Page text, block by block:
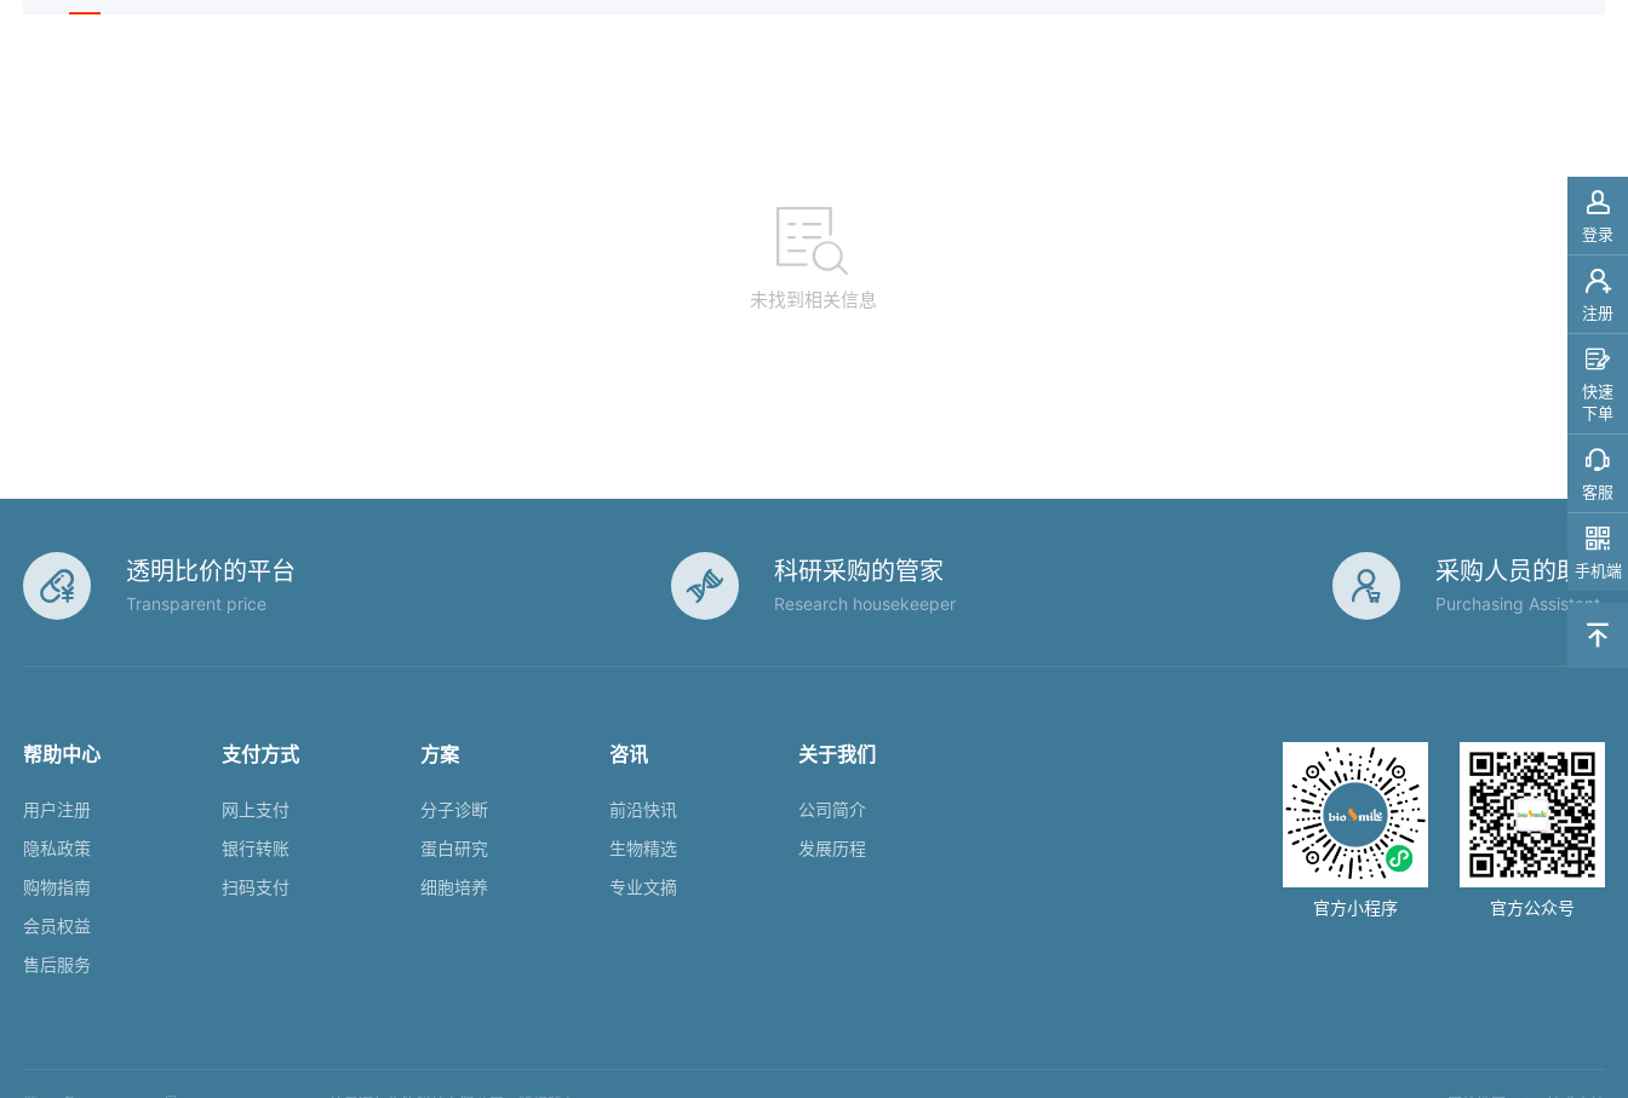
未找到相关信息
 透明比价的平台
Transparent price  科研采购的管家
Research housekeeper  采购人员的助手
Purchasing Assistant
帮助中心
用户注册
隐私政策
购物指南
会员权益
售后服务
支付方式
网上支付
银行转账
扫码支付
方案
分子诊断
蛋白研究
细胞培养
咨讯
前沿快讯
生物精选
专业文摘
关于我们
公司简介
发展历程
官方小程序 官方公众号

登录

注册

快速
下单
客服

手机端
